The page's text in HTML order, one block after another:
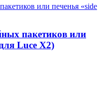
пакетиков или
Luce X2)